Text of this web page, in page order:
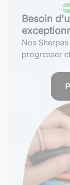
Besoin
Nos
progresser